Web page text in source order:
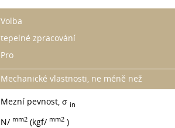
Volba
tepelné zpracování
Pro
Mechanické vlastnosti, ne méně než
Mezní pevnost, σ in
N/ mm2 (kgf/ mm2 )